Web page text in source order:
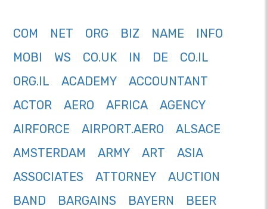
COM NET ORG BIZ NAME
INFO
MOBI
WS CO.UK IN DE
CO.IL
ORG.IL
ACADEMY
ACCOUNTANT
ACTOR
AERO AFRICA
AGENCY
AIRFORCE
AIRPORT.AERO
ALSACE
AMSTERDAM
ARMY ART
ASIA
ASSOCIATES
ATTORNEY
AUCTION
BAND
BARGAINS BAYERN
BEER